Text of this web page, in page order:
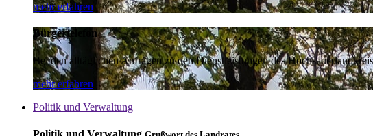
mehr erfahren
Bürgertelefon
Bei den alltäglichen Anfragen zu den Dienstleistungen des
mehr erfahren
Politik und Verwaltung
Politik und Verwaltung